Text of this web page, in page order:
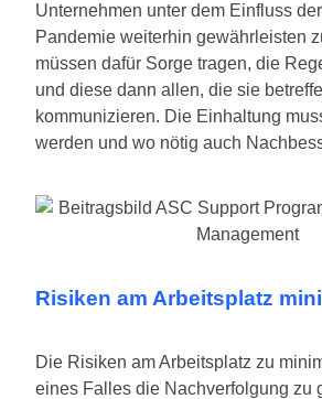
Unternehmen unter dem Einfluss
Pandemie weiterhin gewährleisten
müssen dafür Sorge tragen, die
und diese dann allen, die sie
kommunizieren. Die Einhaltung
werden und wo nötig auch
Risiken am Arbeitsplatz
Die Risiken am Arbeitsplatz zu
eines Falles die Nachverfolgung zu